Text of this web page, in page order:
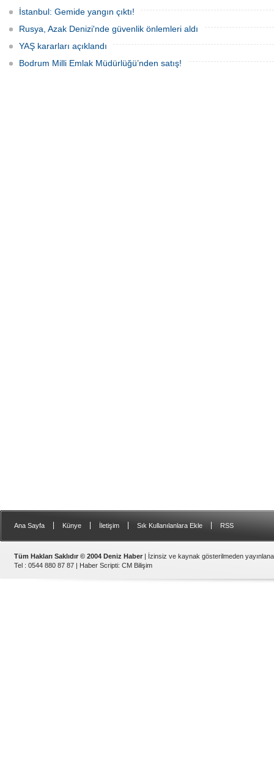
İstanbul: Gemide yangın çıktı!
Rusya, Azak Denizi'nde güvenlik önlemleri aldı
YAŞ kararları açıklandı
Bodrum Milli Emlak Müdürlüğü’nden satış!
Ana Sayfa Künye İletişim Sık Kullanılanlara Ekle RSS
Tüm Hakları Saklıdır © 2004 Deniz Haber | İzinsiz ve kaynak gösterilmeden
Tel : 0544 880 87 87 | Haber Scripti: CM Bilişim